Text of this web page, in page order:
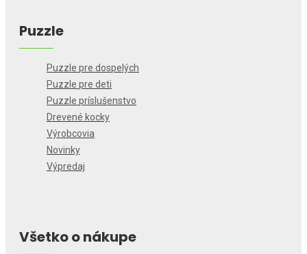
Puzzle
Puzzle pre dospelých
Puzzle pre deti
Puzzle príslušenstvo
Drevené kocky
Výrobcovia
Novinky
Výpredaj
Všetko o nákupe